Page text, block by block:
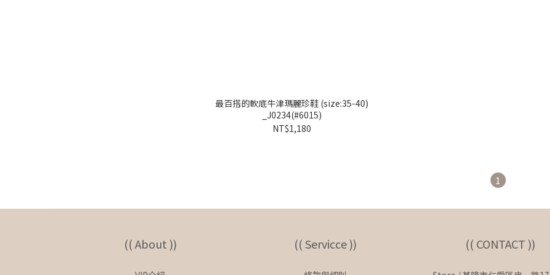
最百搭的軟底牛津瑪麗珍鞋 (size:35-40)
_J0234(#6015)
NT$1,180
1
(( About )) (( Servicce )) (( CONTACT ))